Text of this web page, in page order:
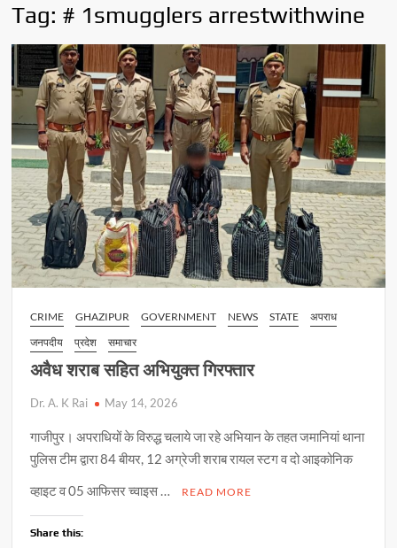
Tag: # 1smugglers arrestwithwine
CRIME GHAZIPUR GOVERNMENT NEWS STATE
अपराध
जनपदीय
प्रदेश समाचार
अवैध शराब सहित अभियुक्त गिरफ्तार
Dr. A. K Rai May 14, 2026
गाजीपुर। अपराधियों के विरुद्ध चलाये जा रहे अभियान के तहत जमानियां थाना
पुलिस टीम द्वारा 84 बीयर, 12 अग्रेजी शराब रायल स्टग व दो आइकोनिक
व्हाइट व 05 आफिसर च्वाइस …
READ MORE
Share this: